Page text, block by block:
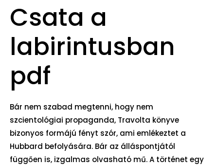
Csata a
labirintusban
pdf
Bár nem szabad megtenni, hogy nem
szcientológiai propaganda, Travolta könyve
bizonyos formájú fényt szór, ami emlékeztet a
Hubbard befolyására. Bár az álláspontjától
függően is, izgalmas olvasható mű. A történet egy